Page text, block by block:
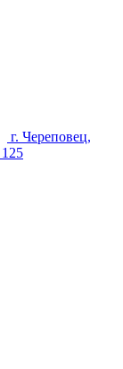
г. Череповец,